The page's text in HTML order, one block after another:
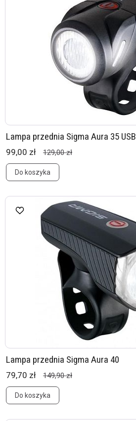
Lampa przednia Sigma Aura 35 USB
99,00 zł 129,00 zł
Do koszyka
Lampa przednia Sigma Aura 40
79,70 zł 149,90 zł
Do koszyka